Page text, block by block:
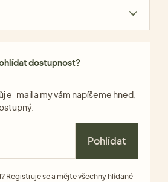
dostupnost?
e-mail a my vám napíšeme hned,
Pohlídat
Registruje sea mějte všechny hlídané